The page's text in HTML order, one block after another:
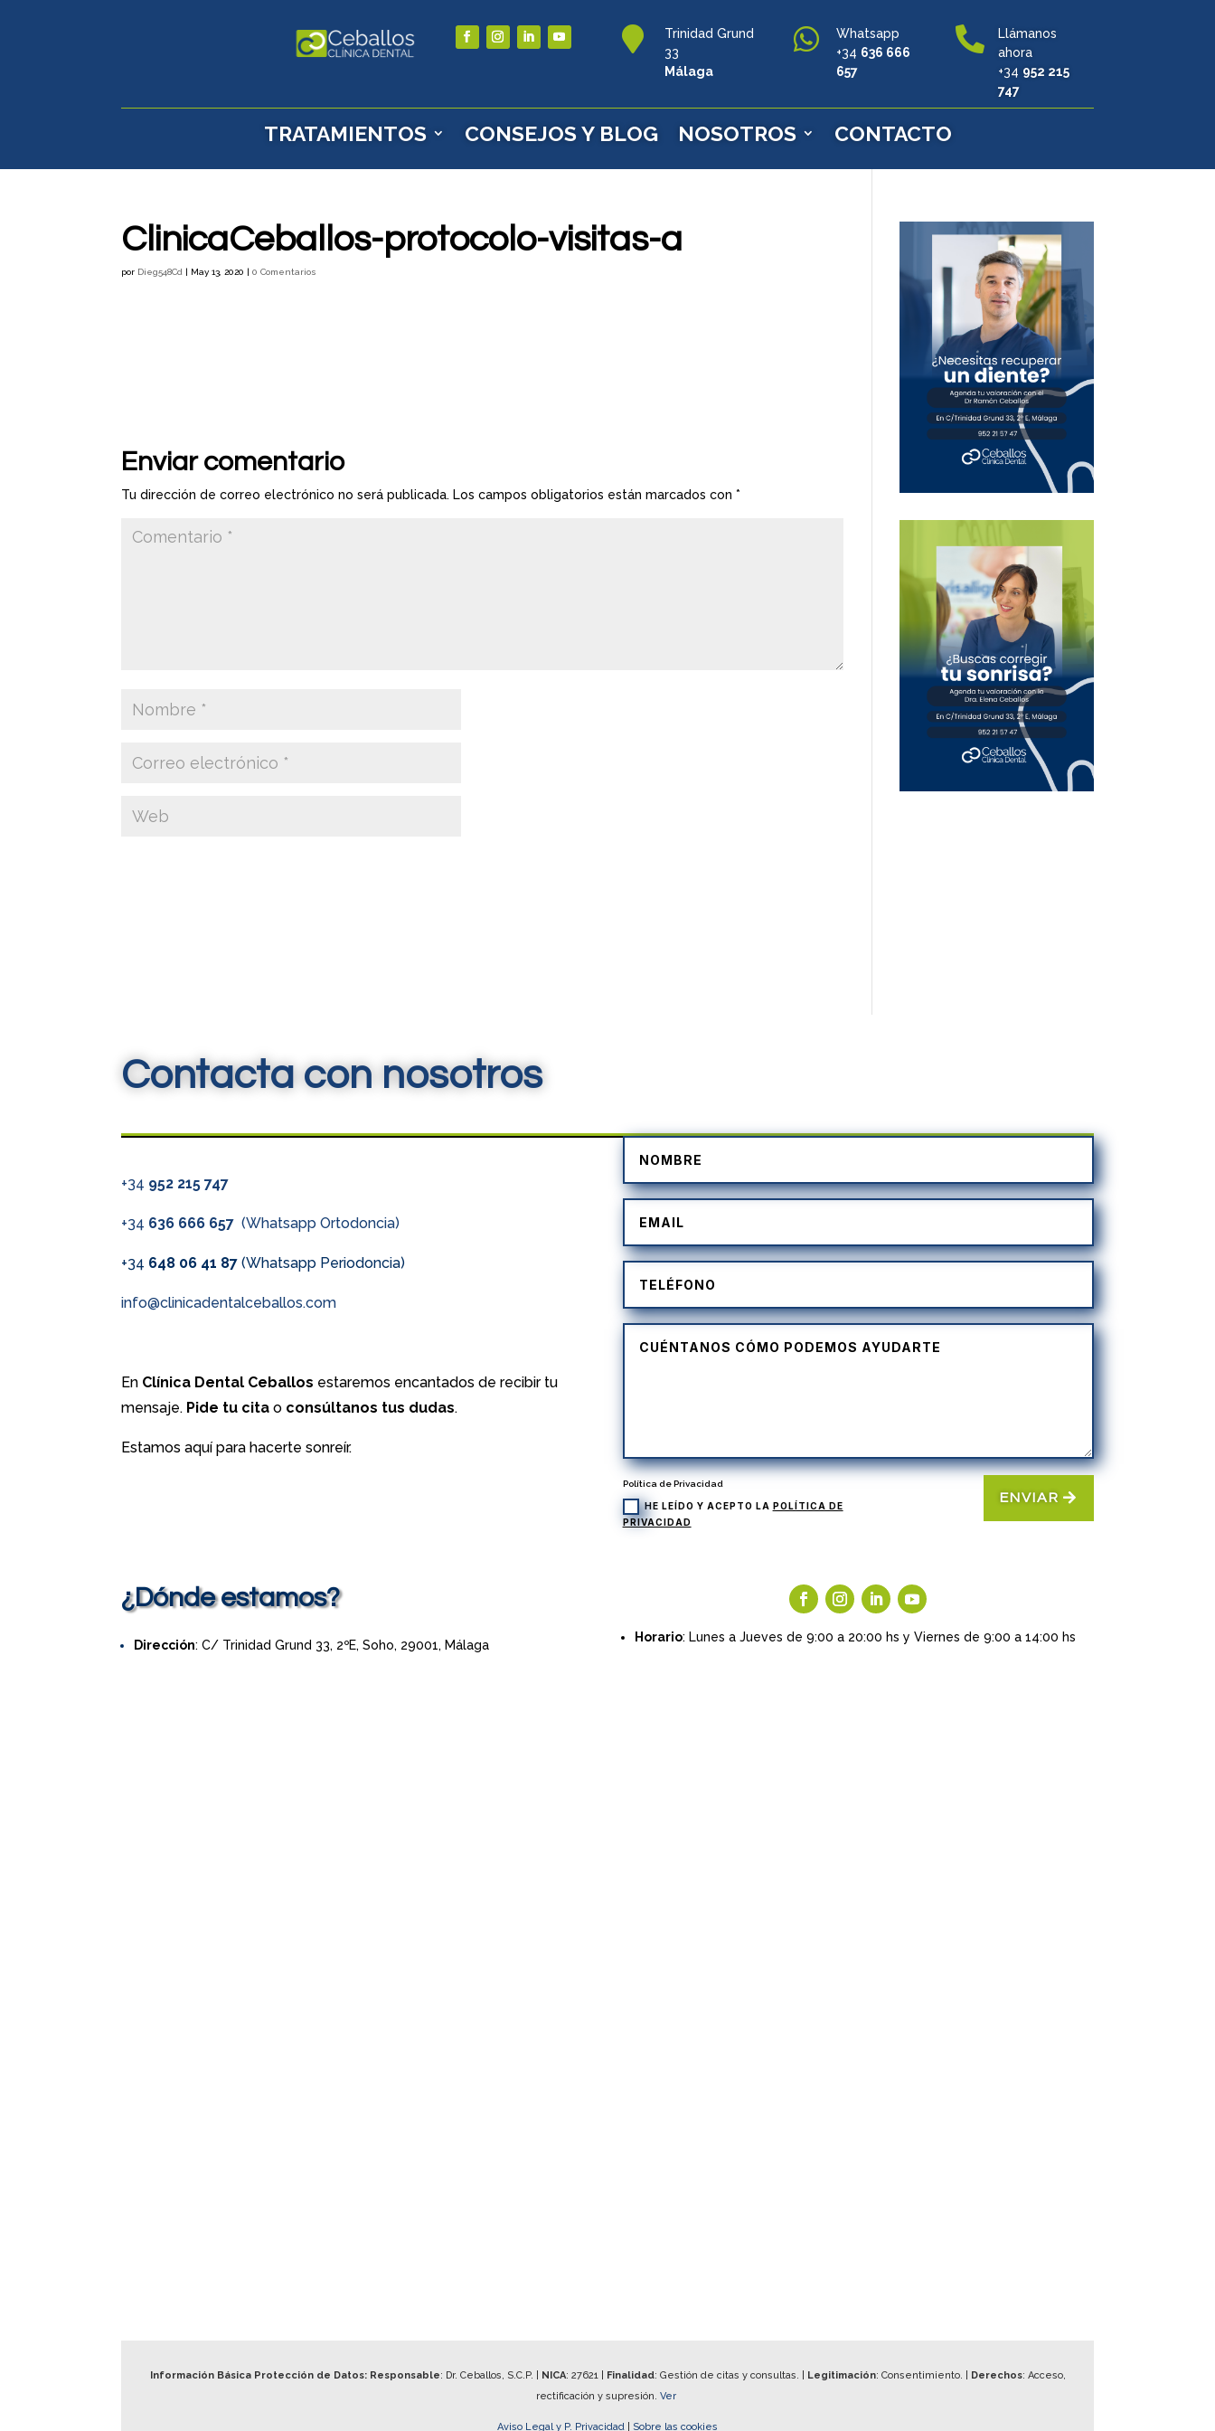

Trinidad Grund
33
Málaga

Whatsapp
+34 636 666
657

Llámanos
ahora
+34 952 215
747
TRATAMIENTOS CONSEJOS Y BLOG NOSOTROS CONTACTO
ClinicaCeballos-protocolo-visitas-a
por Dieg548Cd | May 13, 2020 |0 Comentarios
Enviar comentario
Tu dirección de correo electrónico no será publicada. Los campos obligatorios están marcados con*
Contacta con nosotros
+34 952 215 747
+34 636 666 657(Whatsapp Ortodoncia)
+34 648 06 41 87 (Whatsapp Periodoncia)
info@clinicadentalceballos.com
En Clínica Dental Ceballos estaremos encantados de recibir tu
mensaje. Pide tu cita o consúltanos tus dudas.
Estamos aquí para hacerte sonreír.
Política de Privacidad
HE LEÍDO Y ACEPTO LA POLÍTICA DE
PRIVACIDAD
ENVIAR
¿Dónde estamos?
Dirección: C/ Trinidad Grund 33, 2ºE, Soho, 29001, Málaga
Horario: Lunes a Jueves de 9:00 a 20:00 hs y Viernes de 9:00 a 14:00 hs
Información Básica Protección de Datos: Responsable: Dr. Ceballos, S.C.P. | NICA: 27621| Finalidad: Gestión de citas y consultas. | Legitimación: Consentimiento. | Derechos: Acceso,
rectificación y supresión. Ver
Aviso Legal y P. Privacidad Sobre las cookies